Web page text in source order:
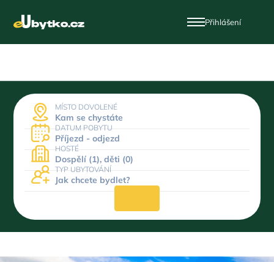
Přihlášení
MÍSTO DOVOLENÉ
Kam se chystáte
DATUM POBYTU
Příjezd - odjezd
HOSTÉ
Dospělí (1), děti (0)
TYP UBYTOVÁNÍ
Jak chcete bydlet?